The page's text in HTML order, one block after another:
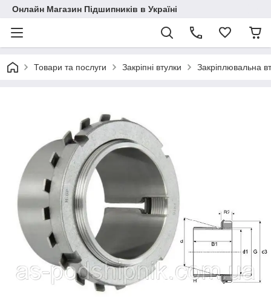
Онлайн Магазин Підшипників в Україні
Товари та послуги Закріпні втулки Закріплювальна